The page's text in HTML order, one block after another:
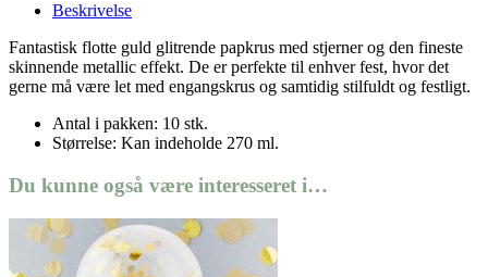
Beskrivelse
Fantastisk flotte guld glitrende papkrus med stjerner og den fineste
skinnende metallic effekt. De er perfekte til enhver fest, hvor det
gerne må være let med engangskrus og samtidig stilfuldt og festligt.
Antal i pakken: 10 stk.
Størrelse: Kan indeholde 270 ml.
Du kunne også være interesseret i…